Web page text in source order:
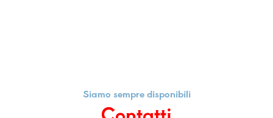
Siamo sempre disponibili